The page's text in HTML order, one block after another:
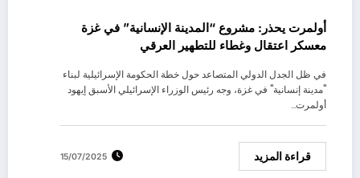
أولمرت يحذر: مشروع “المدينة الإنسانية” في غزة
معسكر اعتقال وغطاء للتطهير العرقي
في ظل الجدل الدولي المتصاعد حول خطة الحكومة الإسرائيلية لبناء
"مدينة إنسانية" في غزة، وجه رئيس الوزراء الإسرائيلي الأسبق إيهود
أولمرت…
قراءة المزيد 15/07/2025